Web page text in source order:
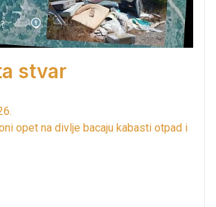
stvar
opet na divlje bacaju kabasti otpad i